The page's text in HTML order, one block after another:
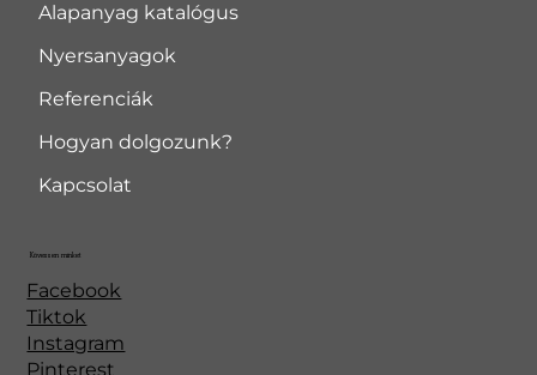
Alapanyag katalógus
Nyersanyagok
Referenciák
Hogyan dolgozunk?
Kapcsolat
Facebook
Tiktok
Instagram
Pinterest
Kövessen minket